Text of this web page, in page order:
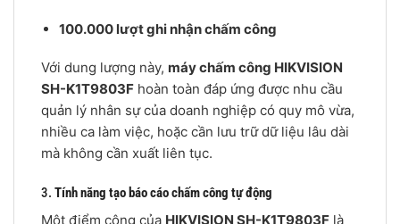
100.000 lượt ghi nhận chấm công
Với dung lượng này, máy chấm công HIKVISION
SH-K1T9803F hoàn toàn đáp ứng được nhu cầu
quản lý nhân sự của doanh nghiệp có quy mô vừa,
nhiều ca làm việc, hoặc cần lưu trữ dữ liệu lâu dài
mà không cần xuất liên tục.
3. Tính năng tạo báo cáo chấm công tự động
Một điểm cộng của HIKVISION SH-K1T9803F là